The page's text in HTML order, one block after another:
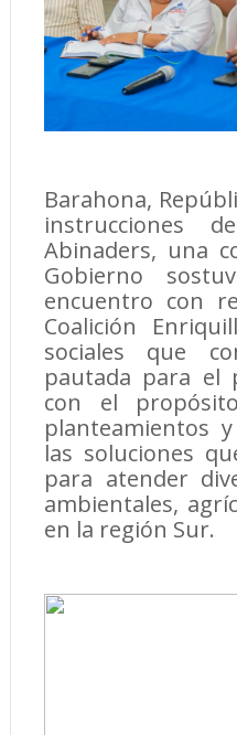
Barahona,
instrucciones
Abinaders, una
Gobierno
encuentro con
Coalición
sociales que
pautada para el
con el
planteamientos
las soluciones
para atender
ambientales,
en la región Sur.